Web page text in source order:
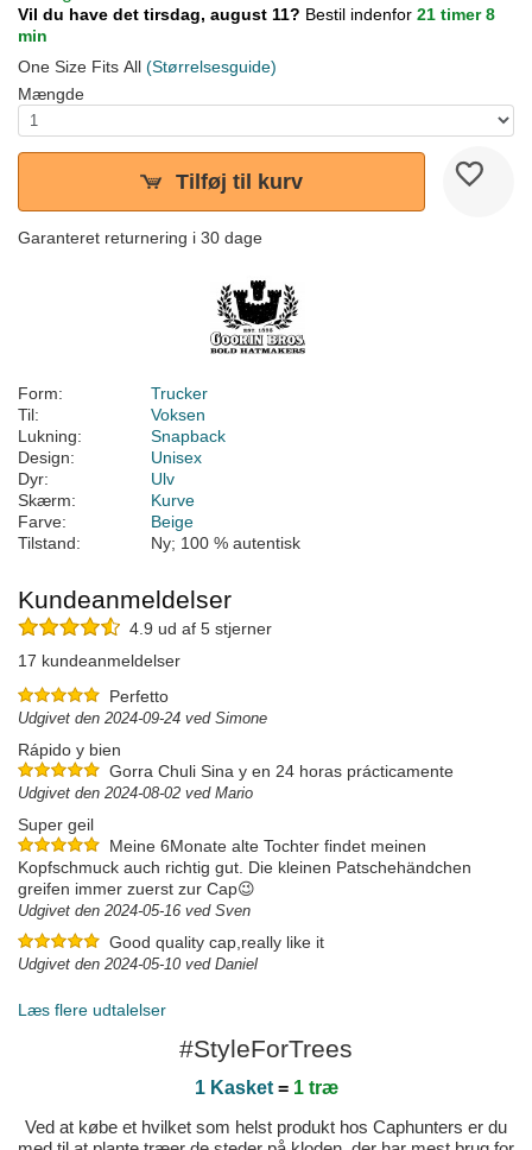
Vil du have det tirsdag, august 11? Bestil indenfor 21 timer 8
min
One Size Fits All (Størrelsesguide)
Mængde
Tilføj til kurv
Garanteret returnering i 30 dage
Form:
Trucker
Til:
Voksen
Lukning:
Snapback
Design:
Unisex
Dyr:
Ulv
Skærm:
Kurve
Farve:
Beige
Tilstand:
Ny; 100 % autentisk
Kundeanmeldelser
4.9 ud af 5 stjerner
17 kundeanmeldelser
Perfetto
Udgivet den 2024-09-24 ved Simone
Rápido y bien
Gorra Chuli Sina y en 24 horas prácticamente
Udgivet den 2024-08-02 ved Mario
Super geil
Meine 6Monate alte Tochter findet meinen
Kopfschmuck auch richtig gut. Die kleinen Patschehändchen
greifen immer zuerst zur Cap😉
Udgivet den 2024-05-16 ved Sven
Good quality cap,really like it
Udgivet den 2024-05-10 ved Daniel
Læs flere udtalelser
#StyleForTrees
1 Kasket= 1 træ
Ved at købe et hvilket som helst produkt hos Caphunters er du